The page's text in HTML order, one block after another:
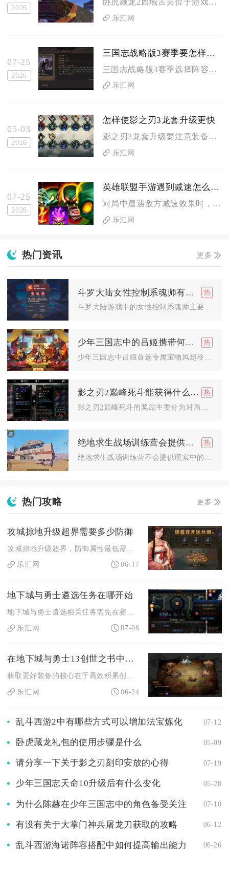
2026
卧虎藏龙2西域古关位于游戏古楼兰区域的关外驿站附近，具体坐标...
乐汇网
07-25
2026
三国志战略版3赛季要怎样选择阵容
三国志战略版3赛季选择阵容需要遵循开荒优先铺垫转型路线、结合...
乐汇网
05-03
2026
怎样使影之刃3龙套升级更快
影之刃3龙套升级要注意装备状态、强化节奏、材料储备、心法搭配...
乐汇网
07-25
2026
英雄联盟手游遇到减速怎么反制
对局中遭遇敌方减速效果时，可通过解控手段、减速抗性堆叠、位移...
乐汇网
热门资讯 更多
斗罗大陆女性控制系魂师有哪些
斗罗大陆游戏中的女性控制系魂师主要有许小言、萧萧、蓝梦琴、唐...
少年三国志中的吕姬携带何种宝物
少年三国志中吕姬首选专属宝物凤翅玲珑冠，备选方天画戟、游侠双...
影之刃2巅峰死斗能获得什么奖励
绝地求生战场训练营会提供饮食吗
热门攻略 更多
攻城掠地升级超界需要多少防御
乐汇网
06-17
地下城与勇士遴选任务在哪开始
地下城与勇士遴选相关任务需先在赛丽亚房间接取黑鸦之境前置主线...
乐汇网
07-06
在地下城与勇士13创世之书中如何获得更好的装备
获取更好装备的核心在于高效积累创造之痕、优先升级核心建筑、推...
乐汇网
06-24
乱斗西游2中有哪些方式可以增加法宝炼化 07-12
卧虎藏龙礼包的使用步骤是什么 05-09
请分享一下关于影之刃刻印安放的心得 07-19
少年三国志天命10升级后有什么变化 05-28
为什么陈赫在少年三国志中的角色备受关注 07-10
有没有关于大掌门神兵屠龙刀获取的攻略 06-12
乱斗西游海诺阵容搭配中如何提高输出能力 06-26